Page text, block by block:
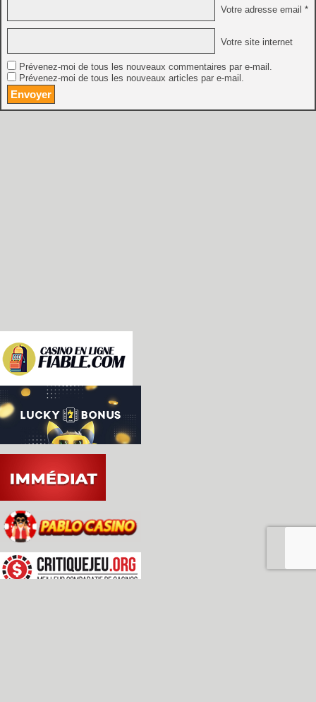
Votre adresse email *
Votre site internet
Prévenez-moi de tous les nouveaux commentaires par e-mail.
Prévenez-moi de tous les nouveaux articles par e-mail.